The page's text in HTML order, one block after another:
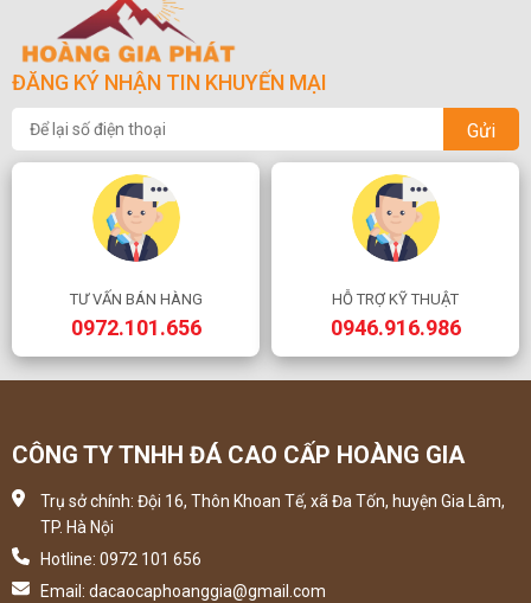
ĐĂNG KÝ NHẬN TIN KHUYẾN MẠI
Gửi
TƯ VẤN BÁN HÀNG
0972.101.656
HỖ TRỢ KỸ THUẬT
0946.916.986
CÔNG TY TNHH ĐÁ CAO CẤP HOÀNG GIA
Trụ sở chính: Đội 16, Thôn Khoan Tế, xã Đa Tốn, huyện Gia Lâm,
TP. Hà Nội
Hotline: 0972 101 656
Email: dacaocaphoanggia@gmail.com